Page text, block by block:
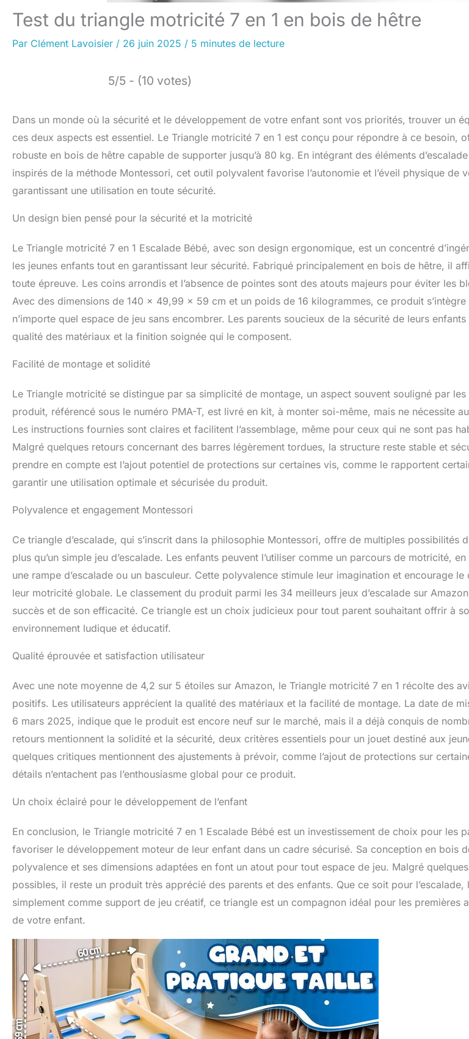
Test du triangle motricité 7 en 1 en bois de hêtre
Par Clément Lavoisier / 26 juin 2025 / 5 minutes de lecture
5/5 - (10 votes)
Dans un monde où la sécurité et le développement de votre enfant sont vos priorités, trouver un
ces deux aspects est essentiel. Le Triangle motricité 7 en 1 est conçu pour répondre à ce besoin,
robuste en bois de hêtre capable de supporter jusqu’à 80 kg. En intégrant des éléments
inspirés de la méthode Montessori, cet outil polyvalent favorise l’autonomie et l’éveil physique de
garantissant une utilisation en toute sécurité.
Un design bien pensé pour la sécurité et la motricité
Le Triangle motricité 7 en 1 Escalade Bébé, avec son design ergonomique, est un concentré
les jeunes enfants tout en garantissant leur sécurité. Fabriqué principalement en bois de hêtre, il
toute épreuve. Les coins arrondis et l’absence de pointes sont des atouts majeurs pour éviter les
Avec des dimensions de 140 x 49,99 x 59 cm et un poids de 16 kilogrammes, ce produit
n’importe quel espace de jeu sans encombrer. Les parents soucieux de la sécurité de leurs
qualité des matériaux et la finition soignée qui le composent.
Facilité de montage et solidité
Le Triangle motricité se distingue par sa simplicité de montage, un aspect souvent souligné par les
produit, référencé sous le numéro PMA-T, est livré en kit, à monter soi-même, mais ne nécessite
Les instructions fournies sont claires et facilitent l’assemblage, même pour ceux qui ne sont pas
Malgré quelques retours concernant des barres légèrement tordues, la structure reste stable et
prendre en compte est l’ajout potentiel de protections sur certaines vis, comme le rapportent
garantir une utilisation optimale et sécurisée du produit.
Polyvalence et engagement Montessori
Ce triangle d’escalade, qui s’inscrit dans la philosophie Montessori, offre de multiples possibilités
plus qu’un simple jeu d’escalade. Les enfants peuvent l’utiliser comme un parcours de motricité,
une rampe d’escalade ou un basculeur. Cette polyvalence stimule leur imagination et encourage
leur motricité globale. Le classement du produit parmi les 34 meilleurs jeux d’escalade sur
succès et de son efficacité. Ce triangle est un choix judicieux pour tout parent souhaitant offrir à
environnement ludique et éducatif.
Qualité éprouvée et satisfaction utilisateur
Avec une note moyenne de 4,2 sur 5 étoiles sur Amazon, le Triangle motricité 7 en 1 récolte des
positifs. Les utilisateurs apprécient la qualité des matériaux et la facilité de montage. La date de
6 mars 2025, indique que le produit est encore neuf sur le marché, mais il a déjà conquis de
retours mentionnent la solidité et la sécurité, deux critères essentiels pour un jouet destiné aux
quelques critiques mentionnent des ajustements à prévoir, comme l’ajout de protections sur
détails n’entachent pas l’enthousiasme global pour ce produit.
Un choix éclairé pour le développement de l’enfant
En conclusion, le Triangle motricité 7 en 1 Escalade Bébé est un investissement de choix pour les
favoriser le développement moteur de leur enfant dans un cadre sécurisé. Sa conception en bois
polyvalence et ses dimensions adaptées en font un atout pour tout espace de jeu. Malgré
possibles, il reste un produit très apprécié des parents et des enfants. Que ce soit pour l’escalade,
simplement comme support de jeu créatif, ce triangle est un compagnon idéal pour les premières
de votre enfant.